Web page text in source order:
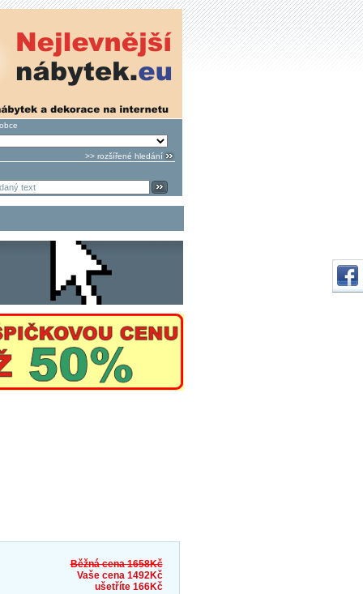
>> rozšířené hledání
Běžná cena 1658Kč
Vaše cena 1492Kč
ušetříte 166Kč